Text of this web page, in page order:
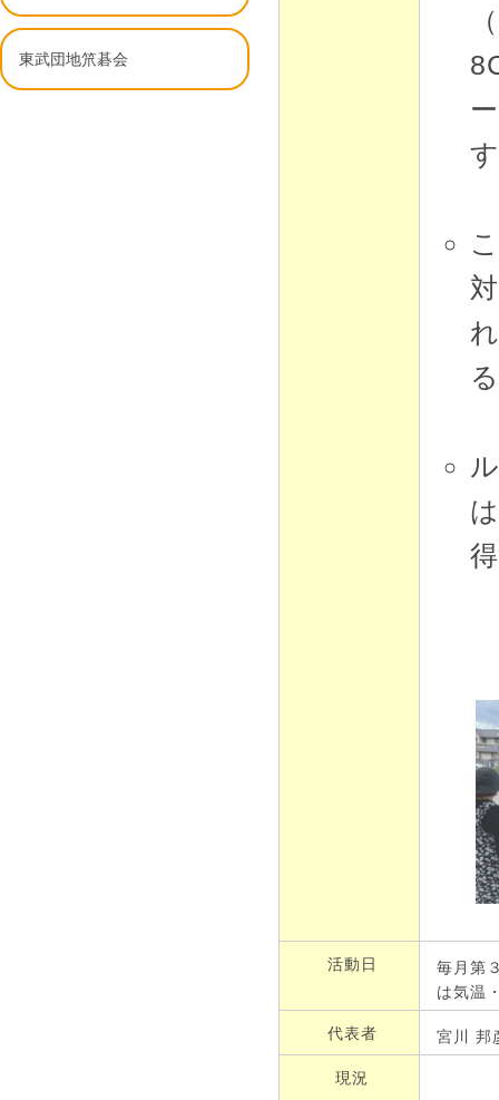
東武団地笊碁会
活動日
毎月第
は気温
代表者 宮川
現況